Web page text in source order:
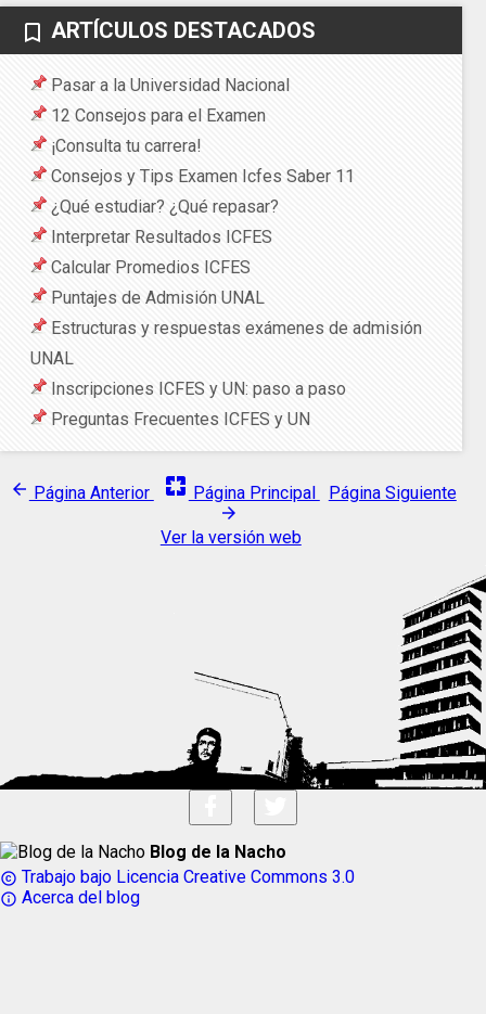
bookmark_border ARTÍCULOS DESTACADOS
Pasar a la Universidad Nacional
12 Consejos para el Examen
¡Consulta tu carrera!
Consejos y Tips Examen Icfes Saber 11
¿Qué estudiar? ¿Qué repasar?
Interpretar Resultados ICFES
Calcular Promedios ICFES
Puntajes de Admisión UNAL
Estructuras y respuestas exámenes de admisión
UNAL
Inscripciones ICFES y UN: paso a paso
Preguntas Frecuentes ICFES y UN
arrow_back Página Anterior pages Página Principal Página Siguiente
arrow_forward
Ver la versión web
Blog de la Nacho
copyright Trabajo bajo Licencia Creative Commons 3.0
info_outline Acerca del blog